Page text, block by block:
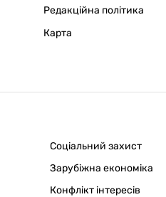
Редакційна політика
Карта
Соціальний захист
Зарубіжна економіка
Конфлікт інтересів